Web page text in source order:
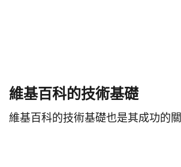
維基百科的技術基礎
維基百科的技術基礎也是其成功的